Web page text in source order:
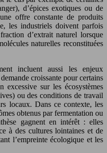
d’épices exotiques ou de
offre constante de produits
les industriels doivent parfois
d’extrait naturel lorsque
naturelles reconstituées
incluent aussi les enjeux
croissante pour certains
excessive sur les écosystèmes
ou des conditions de travail
locaux. Dans ce contexte, les
obtenus par fermentation ou
gagnent en intérêt : elles
à des cultures lointaines et de
l’empreinte écologique et les